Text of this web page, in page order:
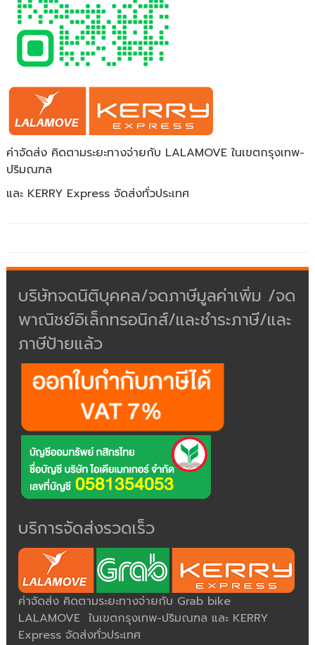
ค่าจัดส่ง คิดตามระยะทางจ่ายกับ LALAMOVE ในเขตกรุงเทพ-
ปริมณฑล
และ KERRY Express จัดส่งทั่วประเทศ
บริษัทจดนิติบุคคล/จดภาษีมูลค่าเพิ่ม /จด
พาณิชย์อิเล็กทรอนิกส์/และชำระภาษี/และ
ภาษีป้ายแล้ว
บริการจัดส่งรวดเร็ว
ค่าจัดส่ง คิดตามระยะทางจ่ายกับ Grab bike
LALAMOVE ในเขตกรุงเทพ-ปริมณฑล และ KERRY
Express จัดส่งทั่วประเทศ